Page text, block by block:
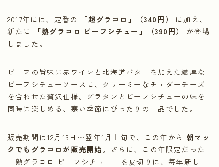
2017年には、定番の 「超グラコロ」（340円）
に加え、
新たに
「熟グラコロ ビーフシチュー」（390円）
が登場
しました。
ビーフの旨味に赤ワインと北海道バターを加えた濃厚な
ビーフシチューソースに、クリーミーなチェダーチーズ
を合わせた贅沢仕様。グラタンとビーフシチューの味を
同時に楽しめる、寒い季節にぴったりの一品でした。
販売期間は12月13日〜翌年1月上旬で、この年から 朝マッ
クでもグラコロが販売開始。さらに、この年限定だった
「熟グラコロ ビーフシチュー」を皮切りに、毎年新し